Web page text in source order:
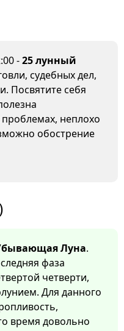
-25 лунный
судебных дел,
Посвятите себя
неплохо
обострение
)
Луна.
фаза
четверти,
Для данного
время довольно